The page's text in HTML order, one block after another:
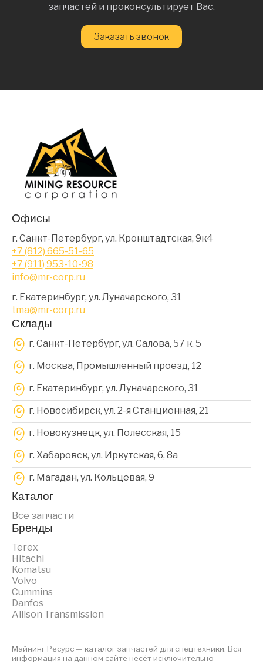
запчастей и проконсультирует Вас.
Заказать звонок
Офисы
г. Санкт-Петербург, ул. Кронштадтская, 9к4
+7 (812) 665-51-65
+7 (911) 953-10-98
info@mr-corp.ru
г. Екатеринбург, ул. Луначарского, 31
tma@mr-corp.ru
Склады
г. Санкт-Петербург, ул. Салова, 57 к. 5
г. Москва, Промышленный проезд, 12
г. Екатеринбург, ул. Луначарского, 31
г. Новосибирск, ул. 2-я Станционная, 21
г. Новокузнецк, ул. Полесская, 15
г. Хабаровск, ул. Иркутская, 6, 8a
г. Магадан, ул. Кольцевая, 9
Каталог
Все запчасти
Бренды
Terex
Hitachi
Komatsu
Volvo
Cummins
Danfos
Allison Transmission
Майнинг Ресурс — каталог запчастей для спецтехники. Вся
информация на данном сайте несёт исключительно